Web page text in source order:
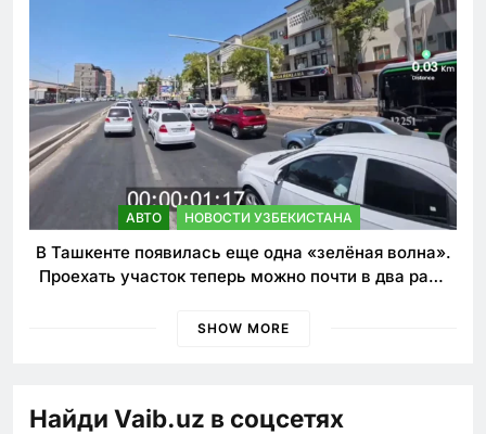
АВТО НОВОСТИ УЗБЕКИСТАНА
В Ташкенте появилась еще одна «зелёная волна».
Проехать участок теперь можно почти в два раза
SHOW MORE
Найди Vaib.uz в соцсетях